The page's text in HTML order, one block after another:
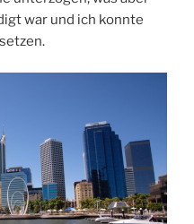
war und ich konnte